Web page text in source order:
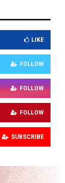
LIKE
FOLLOW
FOLLOW
FOLLOW
SUBSCRIBE